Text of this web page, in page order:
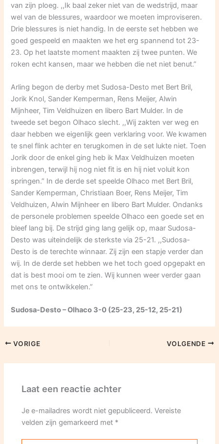
van zijn ploeg. ,,Ik baal zeker niet van de wedstrijd, maar
wel van de blessures, waardoor we moeten improviseren.
Drie blessures is niet handig. In de eerste set hebben we
goed gespeeld en maakten we het erg spannend tot 23-
23. Op het laatste moment maakten zij twee punten. We
roken echt kansen, maar we hebben die net niet benut.”
Arling begon de derby met Sudosa-Desto met Bert Bril,
Jorik Knol, Sander Kemperman, Rens Meijer, Alwin
Mijnheer, Tim Veldhuizen en libero Bart Mulder. In de
tweede set begon Olhaco slecht. ,,Wij zakten ver weg en
daar hebben we eigenlijk geen verklaring voor. We kwamen
te snel flink achter en terugkomen in de set lukte niet. Toen
Jorik door de enkel ging heb ik Max Veldhuizen moeten
inbrengen, terwijl hij nog niet fit is en hij niet voluit kon
springen.” In de derde set speelde Olhaco met Bert Bril,
Sander Kemperman, Christiaan Boer, Rens Meijer, Tim
Veldhuizen, Alwin Mijnheer en libero Bart Mulder. Ondanks
de personele problemen speelde Olhaco een goede set en
bleef lang bij. De strijd ging lang gelijk op, maar Sudosa-
Desto was uiteindelijk de sterkste via 25-21. ,,Sudosa-
Desto is de terechte winnaar. Zij zijn een stapje verder dan
wij. In de derde set hebben we het toch goed opgepakt en
dat is best mooi om te zien. Wij kunnen weer verder gaan
met ons te ontwikkelen.”
Sudosa-Desto – Olhaco 3-0 (25-23, 25-12, 25-21)
VORIGE VOLGENDE
Laat een reactie achter
Je e-mailadres wordt niet gepubliceerd. Vereiste
velden zijn gemarkeerd met *